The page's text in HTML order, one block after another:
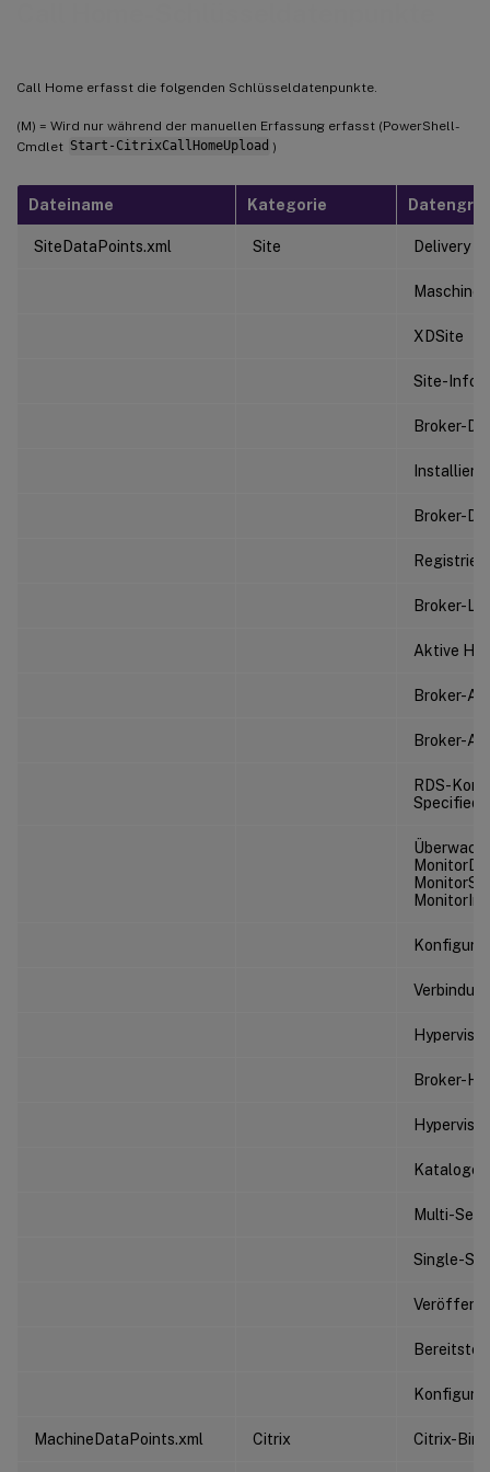
Call Home erfasst die folgenden Schlüsseldatenpunkte.
(M) = Wird nur während der manuellen Erfassung erfasst (PowerShell-
Cmdlet Start-CitrixCallHomeUpload )
Dateiname Kategorie
SiteDataPoints.xml Site Delivery
Maschinen
XDSite
Site-
Broker-
Broker-
Broker-
Aktive
Broker-
Broker-
RDS-
Broker-
Kataloge
Multi-
Single-
MachineDataPoints.xml Citrix Citrix-